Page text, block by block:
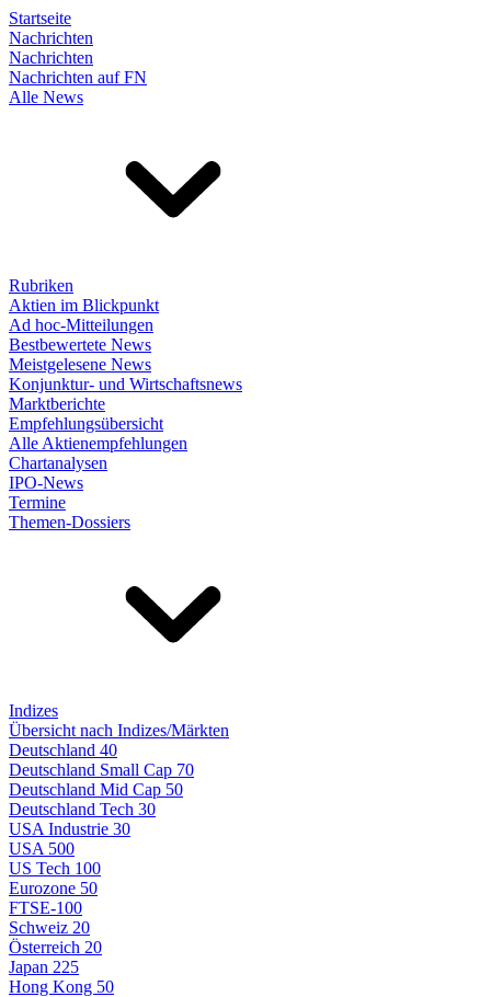
Startseite
Nachrichten
Nachrichten
Nachrichten auf FN
Alle News
Rubriken
Aktien im Blickpunkt
Ad hoc-Mitteilungen
Bestbewertete News
Meistgelesene News
Konjunktur- und Wirtschaftsnews
Marktberichte
Empfehlungsübersicht
Alle Aktienempfehlungen
Chartanalysen
IPO-News
Termine
Themen-Dossiers
Indizes
Übersicht nach Indizes/Märkten
Deutschland 40
Deutschland Small Cap 70
Deutschland Mid Cap 50
Deutschland Tech 30
USA Industrie 30
USA 500
US Tech 100
Eurozone 50
FTSE-100
Schweiz 20
Österreich 20
Japan 225
Hong Kong 50